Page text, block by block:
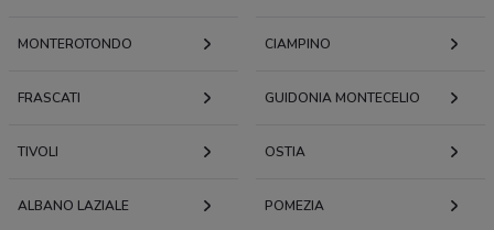
MONTEROTONDO CIAMPINO
FRASCATI GUIDONIA MONTECELIO
TIVOLI OSTIA
ALBANO LAZIALE POMEZIA